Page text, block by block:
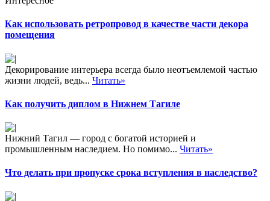
Как использовать ретропровод в качестве части декора
помещения
Декорирование интерьера всегда было неотъемлемой частью
жизни людей, ведь... Читать»
Как получить диплом в Нижнем Тагиле
Нижний Тагил — город с богатой историей и
промышленным наследием. Но помимо... Читать»
Что делать при пропуске срока вступления в наследство?